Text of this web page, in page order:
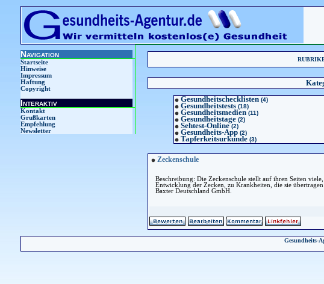
Navigation
Startseite
Hinweise
Impressum
Haftung
Copyright
Interaktiv
Kontakt
Grußkarten
Empfehlung
Newsletter
Gesundheitschecklisten (4)
Gesundheitstests (18)
Gesundheitsmedien (11)
Gesundheitstage (2)
Sehtest-Online (2)
Gesundheits-App (2)
Tapferkeitsurkunde (3)
Zeckenschule
Beschreibung: Die Zeckenschule stellt auf ihren Seiten
Entwicklung der Zecken, zu Krankheiten, die sie
Baxter Deutschland GmbH.
Gesundheits-